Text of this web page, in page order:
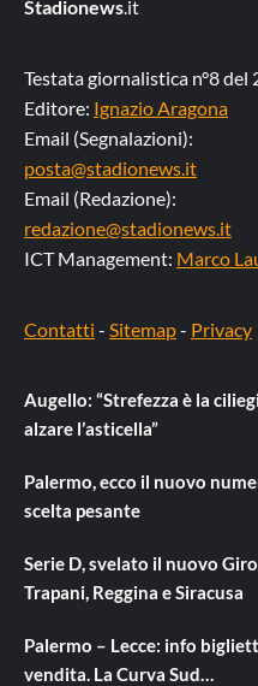
Stadionews.it
Testata giornalistica n°8 del
Editore: Ignazio Aragona
Email (Segnalazioni):
posta@stadionews.it
Email (Redazione):
redazione@stadionews.it
ICT Management: Marco
Contatti - Sitemap- Privacy
Augello: “Strefezza è la
alzare l’asticella”
Palermo, ecco il nuovo
scelta pesante
Serie D, svelato il nuovo
Trapani, Reggina e Siracusa
Palermo – Lecce: info
vendita. La Curva Sud…